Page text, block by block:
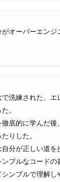
オーバーエン
洗練された、
。
底的に学んだ
りした。
分が正しい道を
プルなコードの
ンプルで理解